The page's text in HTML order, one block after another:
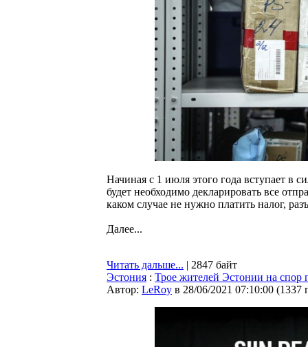
Начиная с 1 июля этого года вступает в
будет необходимо декларировать все
каком случае не нужно платить налог,
Далее...
Читать дальше... | 2847 байт
Эстония : Трое жителей Эстонии на спор
Автор: LeRoy в 28/06/2021 07:10:00 (1337